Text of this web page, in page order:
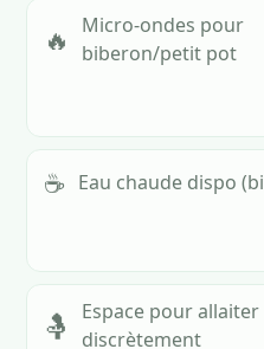
🔥
Micro-ondes pour
biberon/petit pot
☕ Eau chaude dispo
🤱
Espace pour allaiter
discrètement